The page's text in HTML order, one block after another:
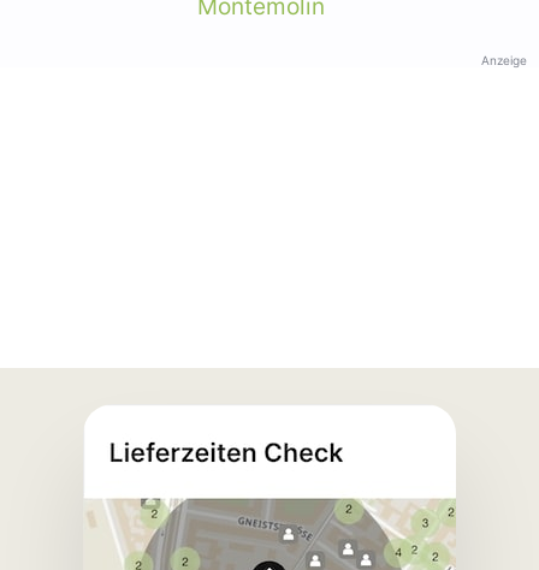
Montemolin
Anzeige